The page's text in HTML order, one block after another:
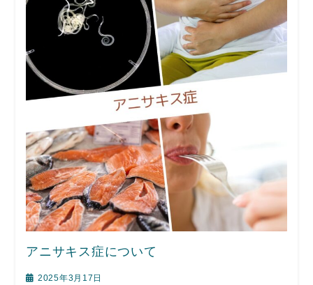
アニサキス症について
2025年3月17日